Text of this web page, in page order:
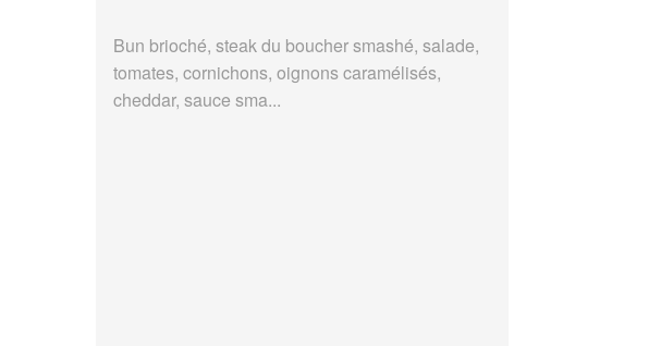
Bun brioché, steak du boucher smashé, salade,
tomates, cornichons, oignons caramélisés,
cheddar, sauce sma...